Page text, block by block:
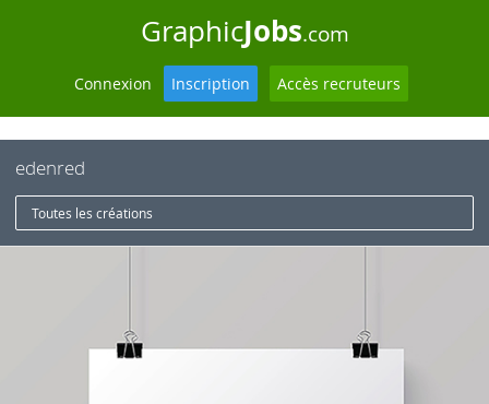
GraphicJobs.com
Connexion Inscription Accès recruteurs
edenred
Toutes les créations